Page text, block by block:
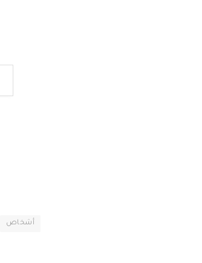
كتابة بريدك الإلكتروني...
أشخاص